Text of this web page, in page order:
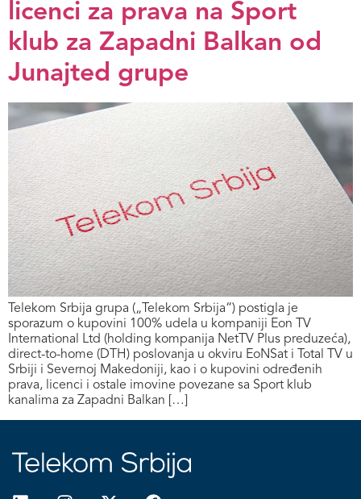
licenci za prava na Sport
klub za Zapadni Balkan od
Junajted grupe
Telekom Srbija grupa („Telekom Srbija“) postigla je
sporazum o kupovini 100% udela u kompaniji Eon TV
International Ltd (holding kompanija NetTV Plus preduzeća),
direct-to-home (DTH) poslovanja u okviru EoNSat i Total TV u
Srbiji i Severnoj Makedoniji, kao i o kupovini određenih
prava, licenci i ostale imovine povezane sa Sport klub
kanalima za Zapadni Balkan […]